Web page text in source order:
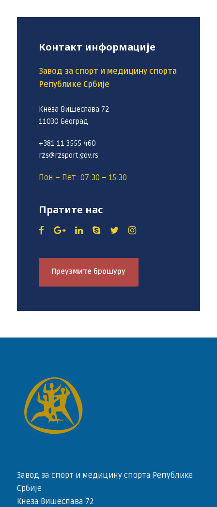
Контакт информације
Завод за спорт и медицину спорта
Републике Србије
Кнеза Вишеслава 72
11030 Београд
+381 11 3555 460
rzs@rzsport.gov.rs
Пон – Пет: 07:30 – 15:30
Пратите нас
Преузмите брошуру
Завод за спорт и медицину спорта Републике
Србије
Кнеза Вишеслава 72